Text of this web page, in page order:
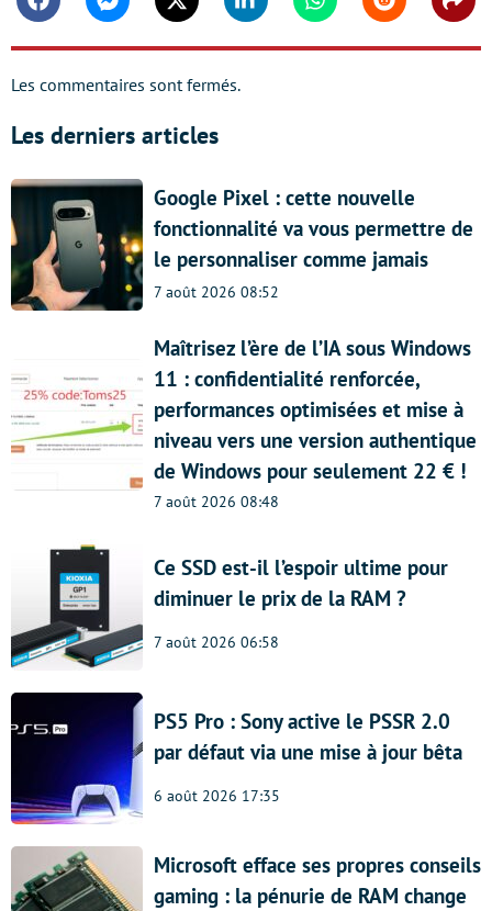
FacebookMessengerTwitter Linkedin WhatsappReddit
Les commentaires sont fermés.
Les derniers articles
Google Pixel : cette nouvelle
fonctionnalité va vous permettre de
le personnaliser comme jamais
7 août 2026 08:52
Maîtrisez l’ère de l’IA sous Windows
11 : confidentialité renforcée,
performances optimisées et mise à
niveau vers une version authentique
de Windows pour seulement 22 € !
7 août 2026 08:48
Ce SSD est-il l’espoir ultime pour
diminuer le prix de la RAM ?
7 août 2026 06:58
PS5 Pro : Sony active le PSSR 2.0
par défaut via une mise à jour bêta
6 août 2026 17:35
Microsoft efface ses propres conseils
gaming : la pénurie de RAM change